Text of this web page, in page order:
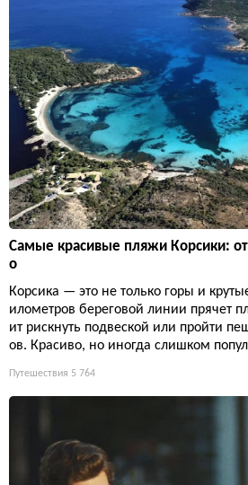
Самые красивые пляжи Корсики:
о
Корсика — это не только горы и
илометров береговой линии прячет
ит рискнуть подвеской или пройти
ов. Красиво, но иногда слишком
Путешествия 5 764